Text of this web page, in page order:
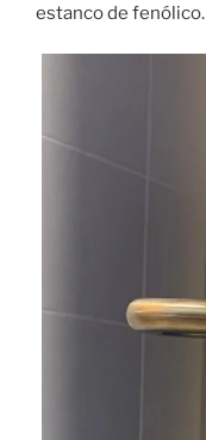
estanco de fenólico.